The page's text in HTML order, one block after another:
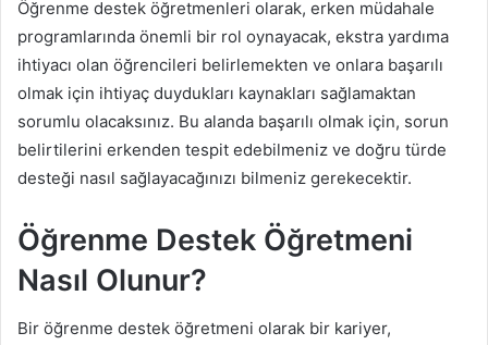
Öğrenme destek öğretmenleri olarak, erken müdahale
programlarında önemli bir rol oynayacak, ekstra yardıma
ihtiyacı olan öğrencileri belirlemekten ve onlara başarılı
olmak için ihtiyaç duydukları kaynakları sağlamaktan
sorumlu olacaksınız. Bu alanda başarılı olmak için, sorun
belirtilerini erkenden tespit edebilmeniz ve doğru türde
desteği nasıl sağlayacağınızı bilmeniz gerekecektir.
Öğrenme Destek Öğretmeni
Nasıl Olunur?
Bir öğrenme destek öğretmeni olarak bir kariyer,